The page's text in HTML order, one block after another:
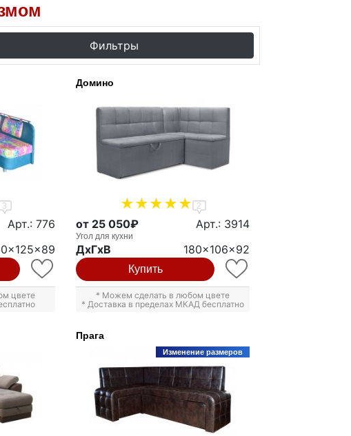
Фильтры
3
Арт.: 776
цвете
Домино
2
от 25 050₽ Арт.: 3914
Угол для кухни
ДxГxВ 180x106x92
Купить
* Можем сделать в любом цвете
* Доставка в пределах МКАД бесплатно
Прага
Изменение размеров